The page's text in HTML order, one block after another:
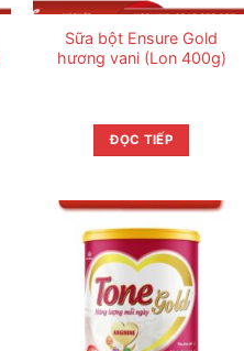
Sữa bột Ensure Gold
hương vani (Lon 400g)
ĐỌC TIẾP